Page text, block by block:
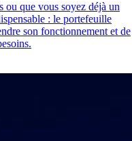
ou que vous soyez déjà un
: le portefeuille
son fonctionnement et de